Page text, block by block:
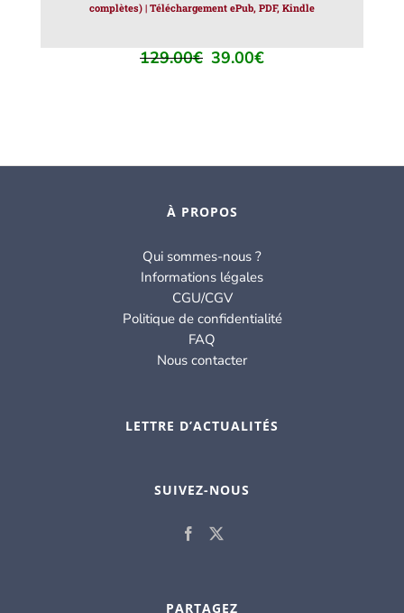
complètes) | Téléchargement ePub, PDF, Kindle
129.00€ Le
39.00€Le
À PROPOS
Qui sommes-nous ?
Informations légales
CGU/CGV
Politique de confidentialité
FAQ
Nous contacter
LETTRE D’ACTUALITÉS
SUIVEZ-NOUS
PARTAGEZ